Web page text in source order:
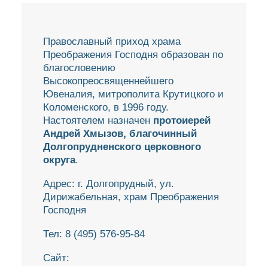
ХРАМ
ГОСПОДНЯ
БЛАГОЧИНИЕ
Православный приход храма
Преображения Господня образован по
благословению
Высокопреосвященнейшего
Ювеналия, митрополита Крутицкого и
Коломенского, в 1996 году.
Настоятелем назначен протоиерей
Андрей Хмызов, благочинный
Долгопрудненского церковного
округа.
Адрес: г. Долгопрудный, ул.
Дирижабельная, храм Преображения
Господня
Тел: 8 (495) 576-95-84
Сайт: